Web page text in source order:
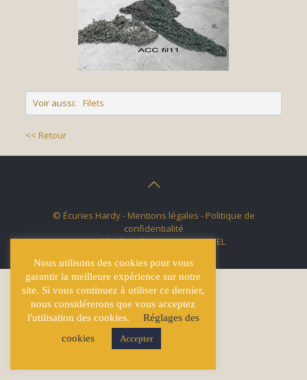
Voir aussi: Filets
<< Retour
© Écuries Hardy - Mentions légales - Politique de
confidentialité
Site développé parLucas GICQUEL
Nous utilisons des cookies pour vous
garantir la meilleure expérience sur notre
site. Si vous continuez à utiliser ce dernier,
nous considérerons que vous acceptez
l'utilisation des cookies.
Réglages des
cookies
Accepter